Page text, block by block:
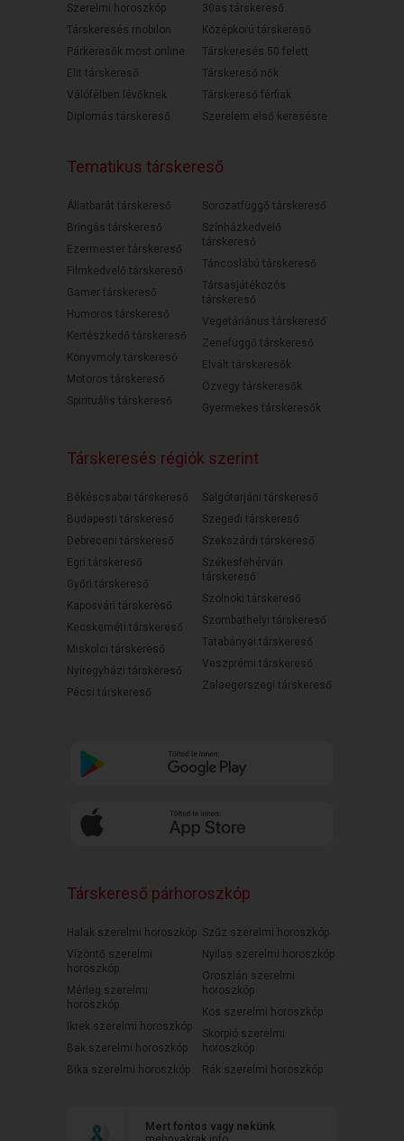
Szerelmi horoszkóp
Társkeresés mobilon
Párkeresők most online
Elit társkereső
Válófélben lévőknek
Diplomás társkereső
30as társkereső
Középkorú társkereső
Társkeresés 50 felett
Társkereső nők
Társkereső férfiak
Szerelem első keresésre
Tematikus társkereső
Állatbarát társkereső
Bringás társkereső
Ezermester társkereső
Filmkedvelő társkereső
Gamer társkereső
Humoros társkereső
Kertészkedő társkereső
Könyvmoly társkereső
Motoros társkereső
Spirituális társkereső
Sorozatfüggő társkereső
Színházkedvelő
társkereső
Táncoslábú társkereső
Társasjátékozós
társkereső
Vegetáriánus társkereső
Zenefüggő társkereső
Elvált társkeresők
Özvegy társkeresők
Gyermekes társkeresők
Társkeresés régiók szerint
Békéscsabai társkereső
Budapesti társkereső
Debreceni társkereső
Egri társkereső
Győri társkereső
Kaposvári társkereső
Kecskeméti társkereső
Miskolci társkereső
Nyíregyházi társkereső
Pécsi társkereső
Salgótarjáni társkereső
Szegedi társkereső
Szekszárdi társkereső
Székesfehérvári
társkereső
Szolnoki társkereső
Szombathelyi társkereső
Tatabányai társkereső
Veszprémi társkereső
Zalaegerszegi társkereső
Társkereső párhoroszkóp
Halak szerelmi horoszkóp
Vízöntő szerelmi
horoszkóp
Mérleg szerelmi
horoszkóp
Ikrek szerelmi horoszkóp
Bak szerelmi horoszkóp
Bika szerelmi horoszkóp
Szűz szerelmi horoszkóp
Nyilas szerelmi horoszkóp
Oroszlán szerelmi
horoszkóp
Kos szerelmi horoszkóp
Skorpió szerelmi
horoszkóp
Rák szerelmi horoszkóp
Mert fontos vagy nekünk